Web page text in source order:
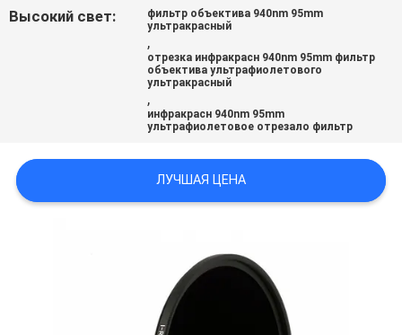
POLICY
Высокий свет:
фильтр объектива 940nm 95mm
ультракрасный
,
отрезка инфракрасн 940nm 95mm фильтр
объектива ультрафиолетового
ультракрасный
,
инфракрасн 940nm 95mm
ультрафиолетовое отрезало фильтр
ЛУЧШАЯ ЦЕНА